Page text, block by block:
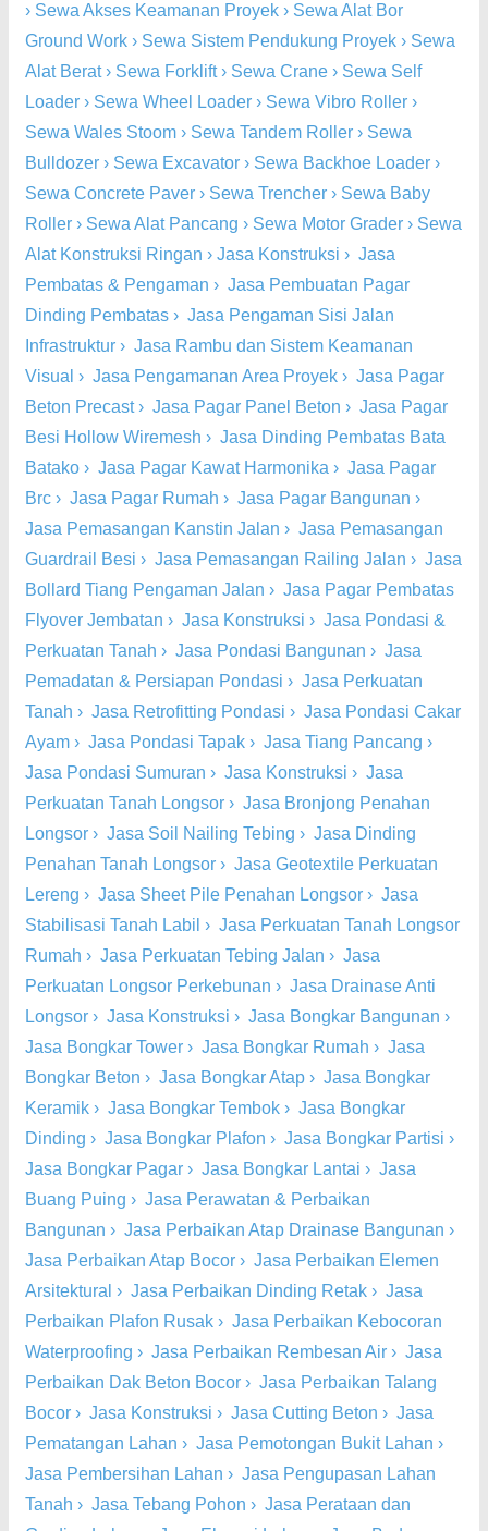
› Sewa Akses Keamanan Proyek › Sewa Alat Bor
Ground Work › Sewa Sistem Pendukung Proyek › Sewa
Alat Berat› Sewa Forklift› Sewa Crane › Sewa Self
Loader › Sewa Wheel Loader › Sewa Vibro Roller ›
Sewa Wales Stoom › Sewa Tandem Roller › Sewa
Bulldozer › Sewa Excavator › Sewa Backhoe Loader ›
Sewa Concrete Paver › Sewa Trencher › Sewa Baby
Roller › Sewa Alat Pancang › Sewa Motor Grader › Sewa
Alat Konstruksi Ringan › Jasa Konstruksi › Jasa
Pembatas & Pengaman › Jasa Pembuatan Pagar
Dinding Pembatas › Jasa Pengaman Sisi Jalan
Infrastruktur › Jasa Rambu dan Sistem Keamanan
Visual › Jasa Pengamanan Area Proyek › Jasa Pagar
Beton Precast› Jasa Pagar Panel Beton › Jasa Pagar
Besi Hollow Wiremesh › Jasa Dinding Pembatas Bata
Batako › Jasa Pagar Kawat Harmonika › Jasa Pagar
Brc › Jasa Pagar Rumah › Jasa Pagar Bangunan ›
Jasa Pemasangan Kanstin Jalan › Jasa Pemasangan
Guardrail Besi › Jasa Pemasangan Railing Jalan › Jasa
Bollard Tiang Pengaman Jalan › Jasa Pagar Pembatas
Flyover Jembatan › Jasa Konstruksi › Jasa Pondasi &
Perkuatan Tanah › Jasa Pondasi Bangunan › Jasa
Pemadatan & Persiapan Pondasi › Jasa Perkuatan
Tanah › Jasa Retrofitting Pondasi › Jasa Pondasi Cakar
Ayam › Jasa Pondasi Tapak › Jasa Tiang Pancang ›
Jasa Pondasi Sumuran › Jasa Konstruksi › Jasa
Perkuatan Tanah Longsor › Jasa Bronjong Penahan
Longsor › Jasa Soil Nailing Tebing › Jasa Dinding
Penahan Tanah Longsor › Jasa Geotextile Perkuatan
Lereng › Jasa Sheet Pile Penahan Longsor › Jasa
Stabilisasi Tanah Labil › Jasa Perkuatan Tanah Longsor
Rumah › Jasa Perkuatan Tebing Jalan › Jasa
Perkuatan Longsor Perkebunan › Jasa Drainase Anti
Longsor › Jasa Konstruksi › Jasa Bongkar Bangunan ›
Jasa Bongkar Tower › Jasa Bongkar Rumah › Jasa
Bongkar Beton › Jasa Bongkar Atap › Jasa Bongkar
Keramik › Jasa Bongkar Tembok › Jasa Bongkar
Dinding › Jasa Bongkar Plafon › Jasa Bongkar Partisi ›
Jasa Bongkar Pagar › Jasa Bongkar Lantai › Jasa
Buang Puing › Jasa Perawatan & Perbaikan
Bangunan › Jasa Perbaikan Atap Drainase Bangunan ›
Jasa Perbaikan Atap Bocor › Jasa Perbaikan Elemen
Arsitektural › Jasa Perbaikan Dinding Retak › Jasa
Perbaikan Plafon Rusak › Jasa Perbaikan Kebocoran
Waterproofing › Jasa Perbaikan Rembesan Air › Jasa
Perbaikan Dak Beton Bocor › Jasa Perbaikan Talang
Bocor › Jasa Konstruksi › Jasa Cutting Beton › Jasa
Pematangan Lahan › Jasa Pemotongan Bukit Lahan ›
Jasa Pembersihan Lahan › Jasa Pengupasan Lahan
Tanah › Jasa Tebang Pohon › Jasa Perataan dan